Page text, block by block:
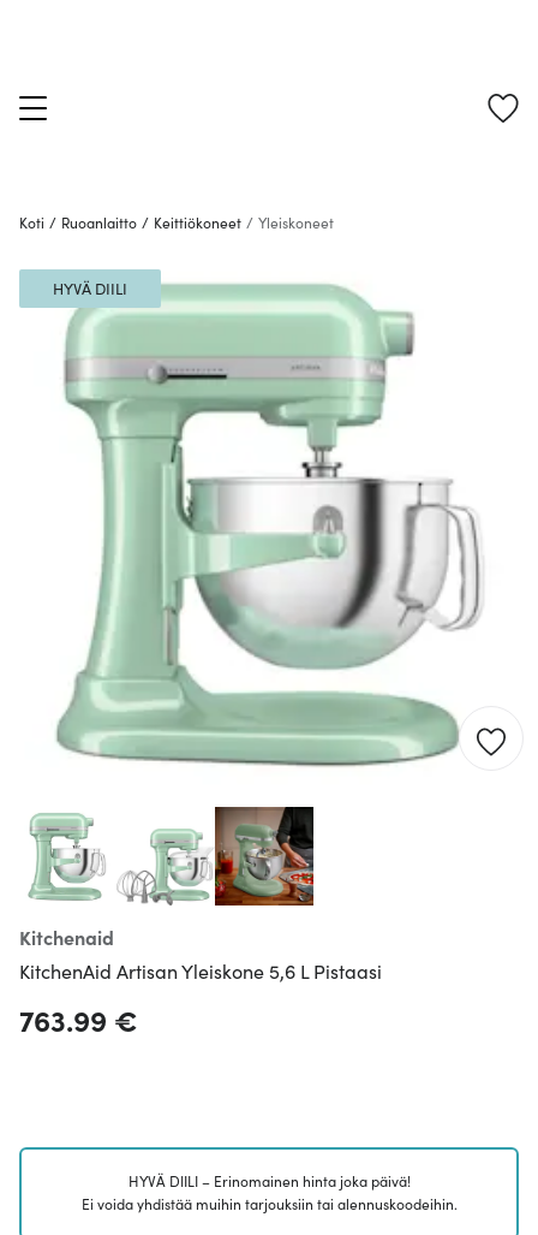
Koti / Ruoanlaitto / Keittiökoneet / Yleiskoneet
Kitchenaid
KitchenAid Artisan Yleiskone 5,6 L Pistaasi
HYVÄ DIILI
763.99 €
HYVÄ DIILI – Erinomainen hinta joka päivä!
Ei voida yhdistää muihin tarjouksiin tai alennuskoodeihin.